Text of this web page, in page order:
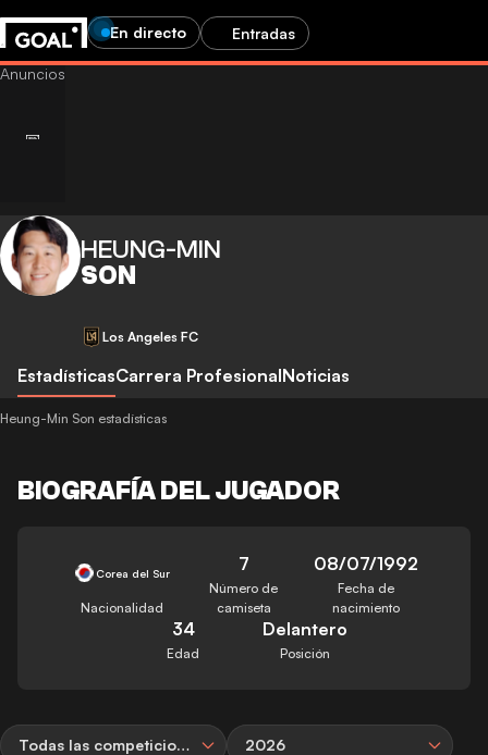
En directo Entradas
HEUNG-MIN
SON
Los Angeles FC
EstadísticasCarrera ProfesionalNoticias
Heung-Min Son estadísticas
BIOGRAFÍA DEL JUGADOR
Corea del Sur
Nacionalidad
7
Número de
camiseta
08/07/1992
Fecha de
nacimiento
34
Edad
Delantero
Posición
Todas las competiciones 2026